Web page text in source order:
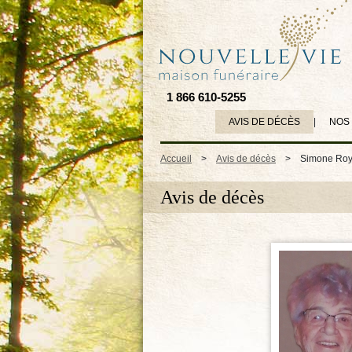
1 866 610-5255
AVIS DE DÉCÈS
Accueil > Avis de décès > Simone
Avis de décès